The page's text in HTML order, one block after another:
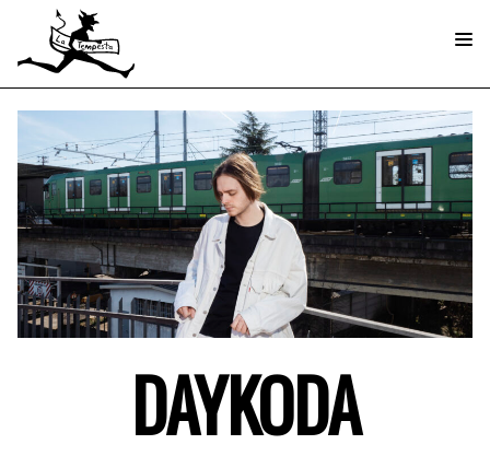
DAYKODA